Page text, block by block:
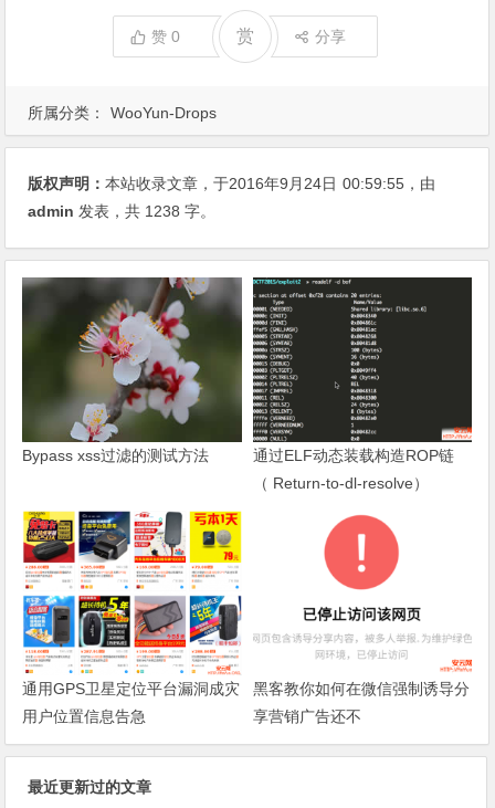
所属分类： WooYun-Drops
赞0 赏 分享
版权声明：本站收录文章，于2016年9月24日 00:59:55 ，由
admin 发表，共 1238 字。
Bypass xss过滤的测试方法
通过ELF动态装载构造ROP链
（ Return-to-dl-resolve）
通用GPS卫星定位平台漏洞成灾
用户位置信息告急
黑客教你如何在微信强制诱导分
享营销广告还不
最近更新过的文章